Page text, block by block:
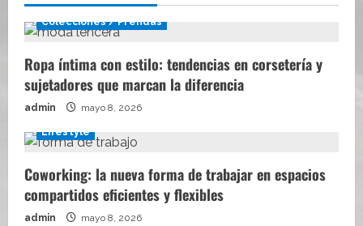
Colecciones / Prendas
Ropa íntima con estilo: tendencias en corsetería y
sujetadores que marcan la diferencia
admin mayo 8, 2026
Lifestyle
Coworking: la nueva forma de trabajar en espacios
compartidos eficientes y flexibles
admin mayo 8, 2026